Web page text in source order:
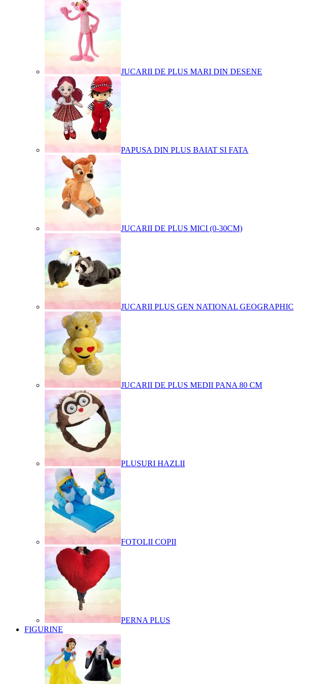
JUCARII DE PLUS MARI DIN DESENE
PAPUSA DIN PLUS BAIAT SI FATA
JUCARII DE PLUS MICI (0-30CM)
JUCARII PLUS GEN NATIONAL GEOGRAPHIC
JUCARII DE PLUS MEDII PANA 80 CM
PLUSURI HAZLII
FOTOLII COPII
PERNA PLUS
FIGURINE